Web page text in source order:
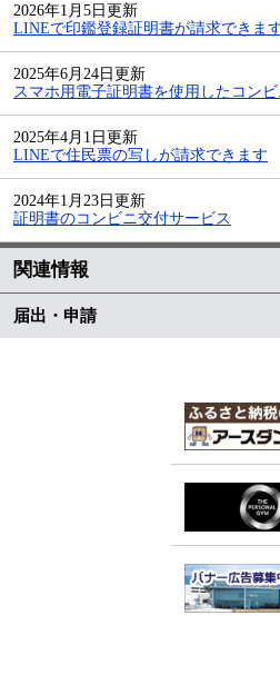
2026年1月5日更新
LINEで印鑑登録証明書が請求できま
2025年6月24日更新
スマホ用電子証明書を使用したコン
2025年4月1日更新
LINEで住民票の写しが請求できます
2024年1月23日更新
証明書のコンビニ交付サービス
関連情報
届出・申請